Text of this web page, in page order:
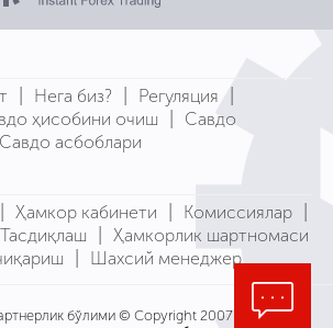
| Нега биз? | Регуляция |
ҳисобини очиш |
Савдо
Савдо асбоблари
| Ҳамкор кабинети | Комиссиялар |
Тасдиқлаш | Ҳамкорлик шартномаси
| Шахсий менеджер
бўлими © Copyright 2007-2026